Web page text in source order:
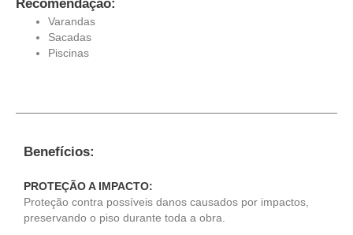
Recomendação:
Varandas
Sacadas
Piscinas
Benefícios:
PROTEÇÃO A IMPACTO:
Proteção contra possíveis danos causados por impactos,
preservando o piso durante toda a obra.